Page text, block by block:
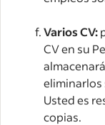
Varios CV:
CV en su
eliminarlos
Usted es
copias.